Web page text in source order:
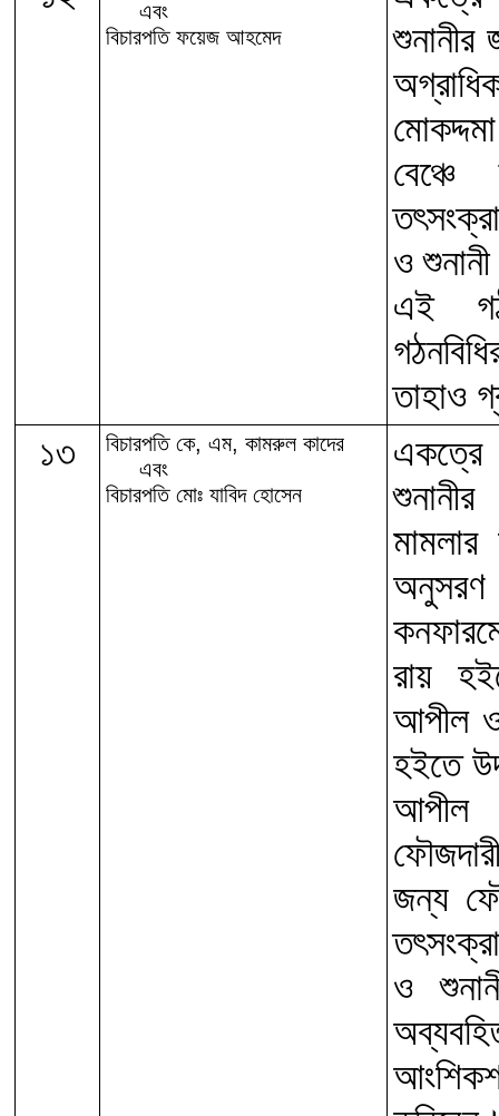
এবং
বিচারপতি ফয়েজ আহমেদ
ও
এই
তাহাও
১৩
বিচারপতি কে, এম, কামরুল কাদের
এবং
বিচারপতি মোঃ যাবিদ হোসেন
একত্রে
রায়
আপীল
হইতে
আপীল
জন্য
ও